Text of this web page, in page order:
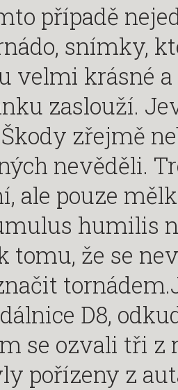
případě
snímky,
velmi krásné
zaslouží.
zřejmě
nevěděli.
ale pouze
humilis
tomu, že se
D8,
se ozvali tři z
pořízeny z